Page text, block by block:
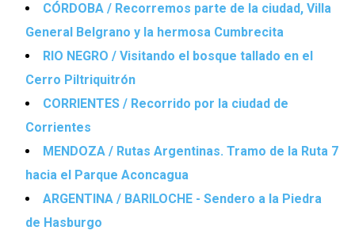
CÓRDOBA / Recorremos parte de la ciudad, Villa
General Belgrano y la hermosa Cumbrecita
RIO NEGRO / Visitando el bosque tallado en el
Cerro Piltriquitrón
CORRIENTES / Recorrido por la ciudad de
Corrientes
MENDOZA / Rutas Argentinas. Tramo de la Ruta 7
hacia el Parque Aconcagua
ARGENTINA / BARILOCHE - Sendero a la Piedra
de Hasburgo